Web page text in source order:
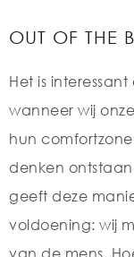
OUT OF THE
Het is
wanneer wij
hun
denken
geeft deze
voldoening: wij